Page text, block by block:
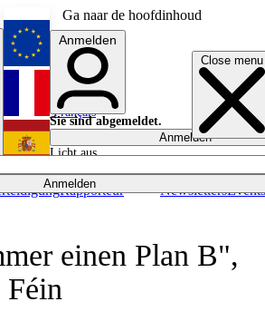
Ga naar de hoofdinhoud
Close menu
Anmelden
Rapporteur NewslettersEvents
English
Français
Anmelden
Sie sind abgemeldet.
Anmelden
Licht aus
einen Plan B",